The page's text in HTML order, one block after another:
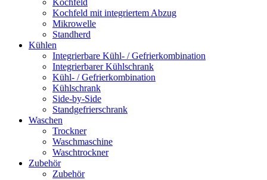
Kochfeld
Kochfeld mit integriertem Abzug
Mikrowelle
Standherd
Kühlen
Integrierbare Kühl- / Gefrierkombination
Integrierbarer Kühlschrank
Kühl- / Gefrierkombination
Kühlschrank
Side-by-Side
Standgefrierschrank
Waschen
Trockner
Waschmaschine
Waschtrockner
Zubehör
Zubehör